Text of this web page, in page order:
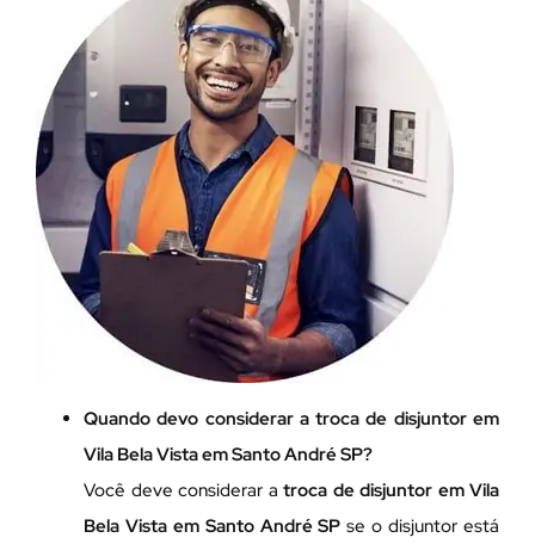
Quando devo considerar a troca de disjuntor em
Vila Bela Vista em Santo André SP?
Você deve considerar a troca de disjuntor em Vila
Bela Vista em Santo André SP se o disjuntor está